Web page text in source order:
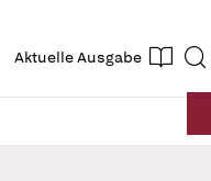
Aktuelle Ausgabe Suche
login